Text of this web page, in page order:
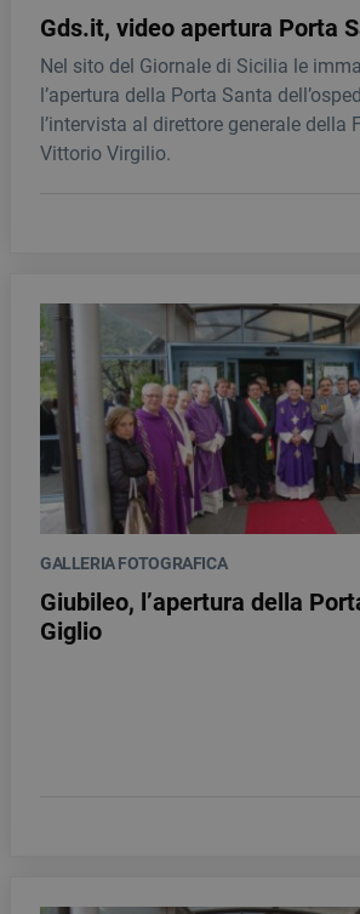
Gds.it, video apertura Porta
Nel sito del Giornale di Sicilia le
l’apertura della Porta Santa
l’intervista al direttore generale della
Vittorio Virgilio.
GALLERIA FOTOGRAFICA
Giubileo, l’apertura della
Giglio